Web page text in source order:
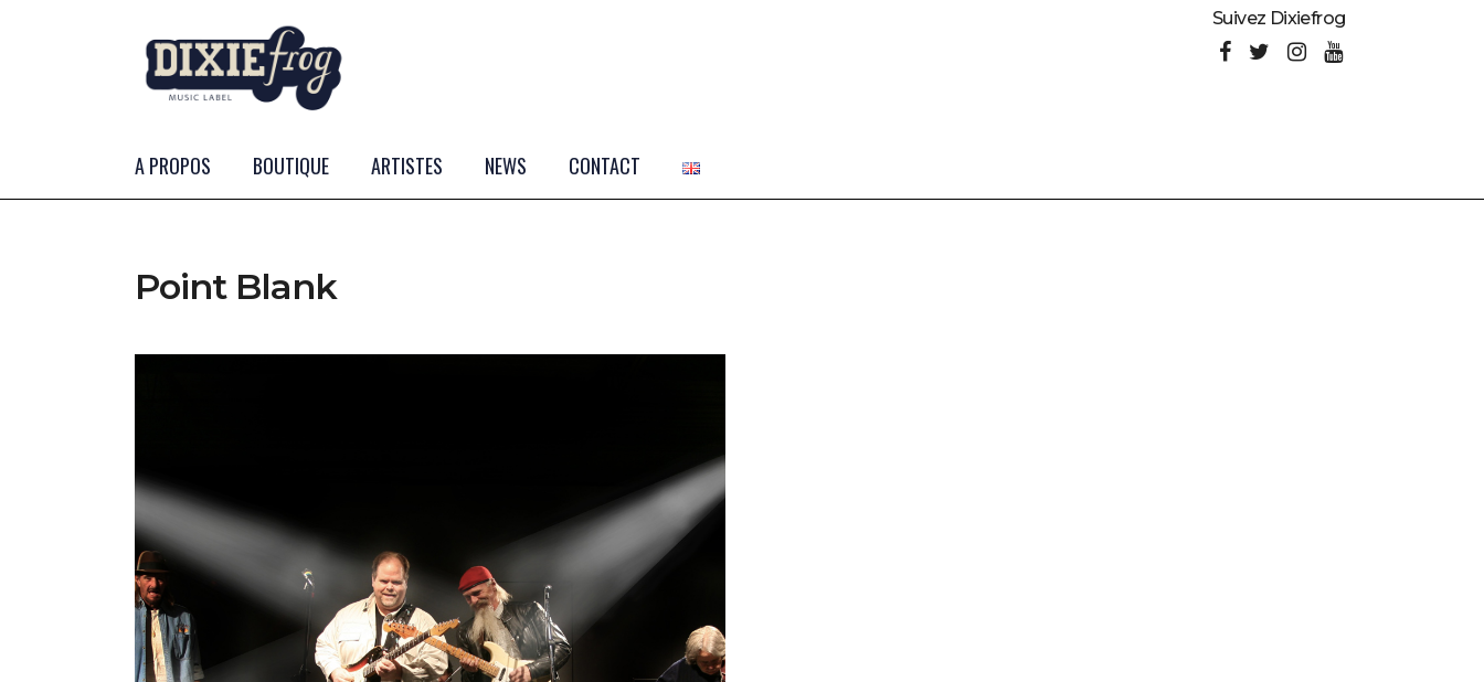
Suivez Dixiefrog
A PROPOS BOUTIQUE ARTISTES NEWS CONTACT
Point Blank